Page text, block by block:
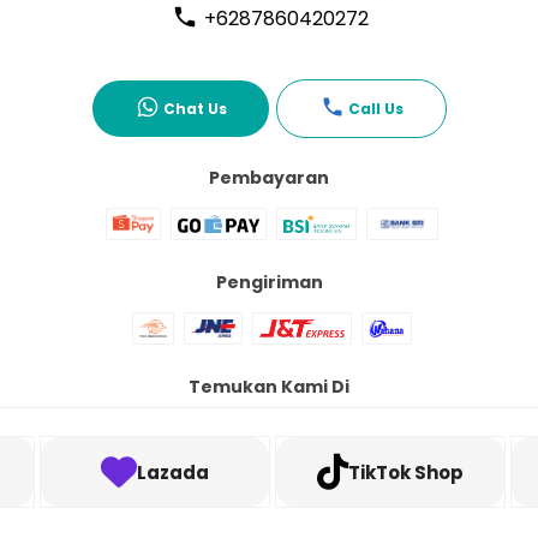
+6287860420272
Chat Us Call Us
Pembayaran
Pengiriman
Temukan Kami Di
Lazada TikTok Shop